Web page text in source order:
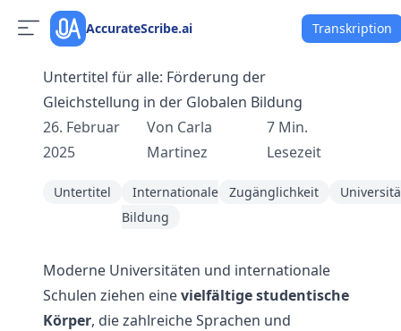
AccurateScribe.ai Transkription
Untertitel für alle: Förderung der
Gleichstellung in der Globalen Bildung
26. Februar
2025
Von Carla
Martinez
7 Min.
Lesezeit
Untertitel
Internationale
Bildung
Zugänglichkeit
Moderne Universitäten und internationale
Schulen ziehen einevielfältige studentische
Körper, die zahlreiche Sprachen und